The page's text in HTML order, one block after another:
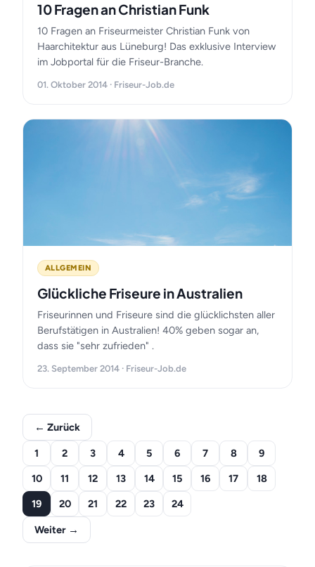
10 Fragen an Christian Funk
10 Fragen an Friseurmeister Christian Funk von
Haarchitektur aus Lüneburg! Das exklusive Interview
im Jobportal für die Friseur-Branche.
01. Oktober 2014 · Friseur-Job.de
ALLGEMEIN
Glückliche Friseure in Australien
Friseurinnen und Friseure sind die glücklichsten aller
Berufstätigen in Australien! 40% geben sogar an,
dass sie "sehr zufrieden" .
23. September 2014 · Friseur-Job.de
← Zurück
1 2 3 4 5 6 7 8
9
10
11 12 13 14 15 16 17
18
19
20 21 22 23 24
Weiter →